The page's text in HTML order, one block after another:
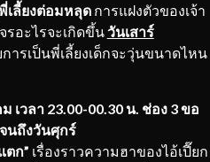
พี่เลี้ยงต่อมหลุด การแฝงตัวของเจ้า
รอะไรจะเกิดขึ้นวันเสาร์
ารเป็นพี่เลี้ยงเด็กจะวุ่นขนาดไหน
เวลา 23.00-00.30 น. ช่อง 3 ขอ
นถึงวันศุกร์
ตก” เรื่องราวความฮาของไอ้เปี๊ยก